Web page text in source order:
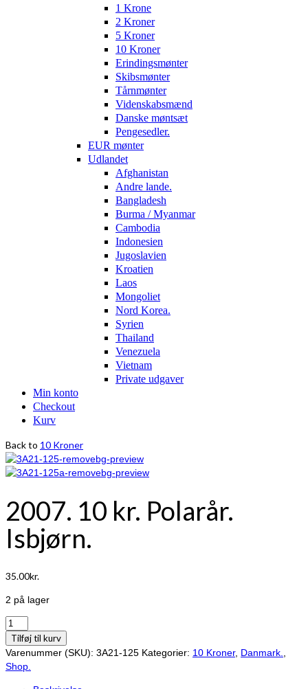
1 Krone
2 Kroner
5 Kroner
10 Kroner
Erindingsmønter
Skibsmønter
Tårnmønter
Videnskabsmænd
Danske møntsæt
Pengesedler.
EUR mønter
Udlandet
Afghanistan
Andre lande.
Bangladesh
Burma / Myanmar
Cambodia
Indonesien
Jugoslavien
Kroatien
Laos
Mongoliet
Nord Korea.
Syrien
Thailand
Venezuela
Vietnam
Private udgaver
Min konto
Checkout
Kurv
Back to 10 Kroner
2007. 10 kr. Polarår.
Isbjørn.
35.00kr.
2 på lager
2007.
10
kr.
Polarår.
Tilføj til kurv
Varenummer (SKU): 3A21-125 Kategorier: 10 Kroner, Danmark.
Shop.